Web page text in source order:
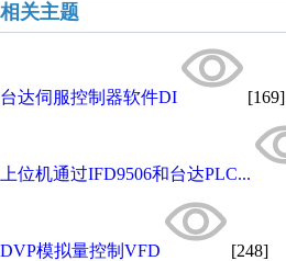
相关主题
台达伺服控制器软件DI [169]
上位机通过IFD9506和台达PLC...
DVP模拟量控制VFD [248]